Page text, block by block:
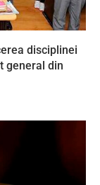
disciplinei
general din